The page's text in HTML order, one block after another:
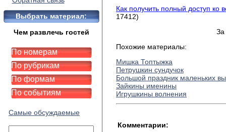
Выбрать материал:
Чем развлечь гостей
По номерам
По рубрикам
По формам
По событиям
Самые обсуждаемые
Как получить полный доступ ко
17412)
За
Похожие материалы:
Мишка Топтыжка
Петрушкин сундучок
Большой праздник маленьких
Зайкины именины
Игрушкины волнения
Комментарии: